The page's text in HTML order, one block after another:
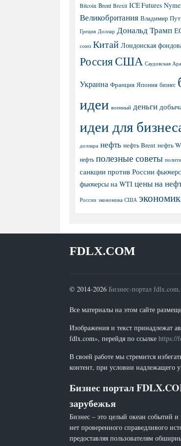
Bitcoin Brent Brexit ICE Futures
Великобритания Владимир
Греция Доллар Дональд Трамп
союз Китай Лондонская
РоссияСША Саудовская
Украина Франция Япония бизнес
идеи военный деньги
идеи для
доллара нефть нефть Brent нефть
нефть полезные советы
санкции против России
фьючерсы на WTI цены на
России экономика США
FDLX.COM
© 2014-2026 Бизнес-портал fdlx.com
Все материалы на этом сайте
Изображения и текст принадлежат
fdlx.com», перейдя по ссылке https://
В своей работе мы стремится
контент, при условии надлежащего
Бизнес портал
зарубежья
Бизнес – это целый океан событий
нет проверенного справедливого
предоставляя пользователям